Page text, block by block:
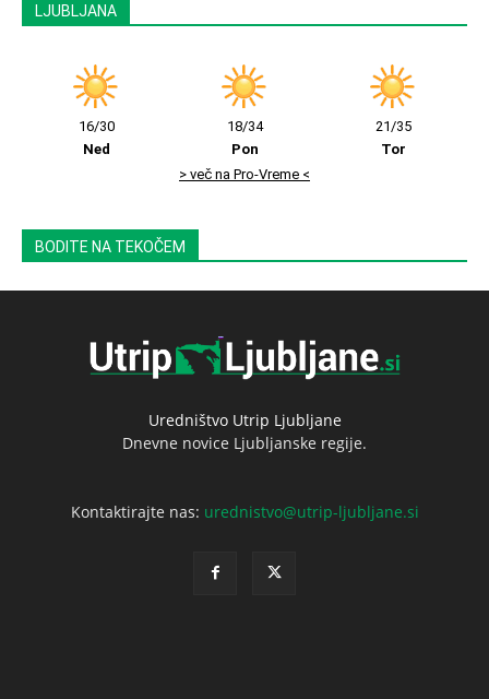
LJUBLJANA
16/30
Ned
18/34
Pon
21/35
Tor
> več na Pro-Vreme <
BODITE NA TEKOČEM
Uredništvo Utrip Ljubljane
Dnevne novice Ljubljanske regije.
Kontaktirajte nas: urednistvo@utrip-ljubljane.si